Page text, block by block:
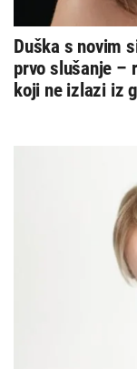
Duška s novim
prvo slušanje –
koji ne izlazi iz